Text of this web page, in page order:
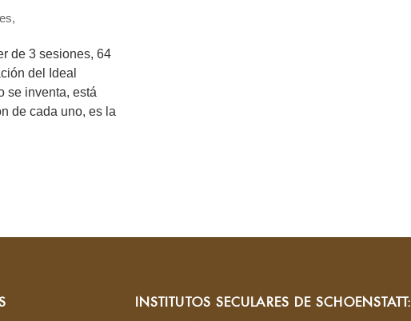
,
de 3 sesiones, 64
del Ideal
se inventa, está
de cada uno, es la
INSTITUTOS SECULARES DE SCHOENSTATT: